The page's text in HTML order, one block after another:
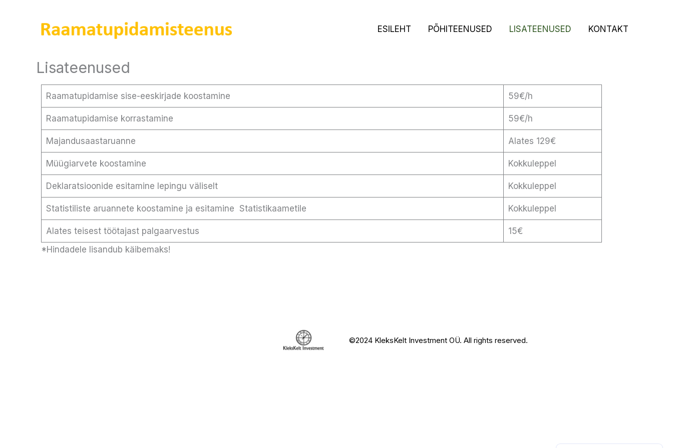
ESILEHT PÕHITEENUSED LISATEENUSED KONTAKT
Lisateenused
Raamatupidamise sise-eeskirjade koostamine 59€/h
Raamatupidamise korrastamine 59€/h
Majandusaastaruanne Alates 129€
Müügiarvete koostamine Kokkuleppel
Deklaratsioonide esitamine lepingu väliselt Kokkuleppel
Statistiliste aruannete koostamine ja esitamine Statistikaametile Kokkuleppel
Alates teisest töötajast palgaarvestus
15€
*Hindadele lisandub käibemaks!
©2024 KleksKelt Investment OÜ. All rights reserved.